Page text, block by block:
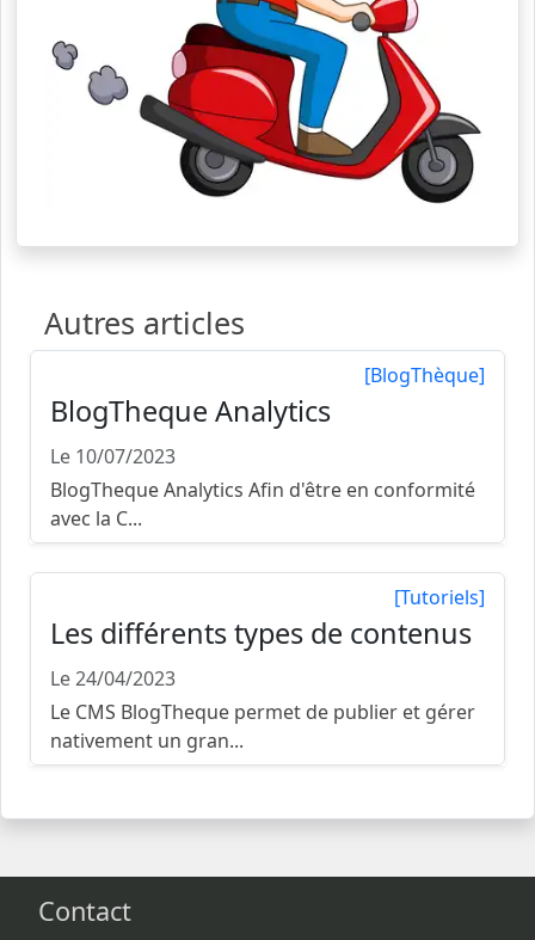
Autres articles
[BlogThèque]
BlogTheque Analytics
Le 10/07/2023
BlogTheque Analytics Afin d'être en conformité
avec la C...
[Tutoriels]
Les différents types de contenus
Le 24/04/2023
Le CMS BlogTheque permet de publier et gérer
nativement un gran...
Contact